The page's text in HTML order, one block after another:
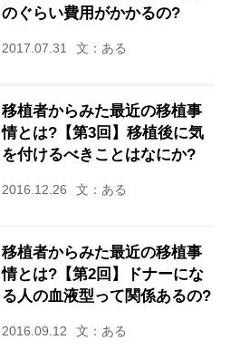
のぐらい費用がかかるの?
2017.07.31 文：ある
移植者からみた最近の移植事
情とは?【第3回】移植後に気
を付けるべきことはなにか?
2016.12.26 文：ある
移植者からみた最近の移植事
情とは?【第2回】ドナーにな
る人の血液型って関係あるの?
2016.09.12 文：ある